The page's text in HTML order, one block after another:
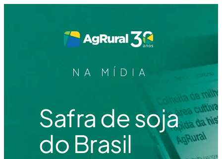
NA MÍDIA
Safra de soja
do Brasil